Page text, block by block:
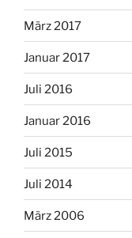
März 2017
Januar 2017
Juli 2016
Januar 2016
Juli 2015
Juli 2014
März 2006